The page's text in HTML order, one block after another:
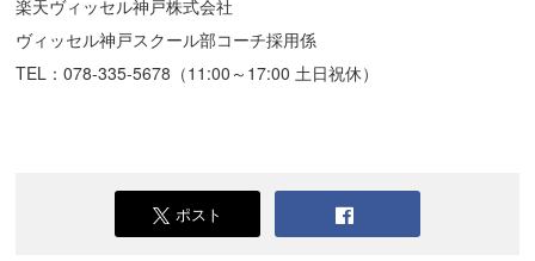
楽天ヴィッセル神戸株式会社
ヴィッセル神戸スクール部コーチ採用係
TEL：078-335-5678（11:00～17:00 土日祝休）
ポスト